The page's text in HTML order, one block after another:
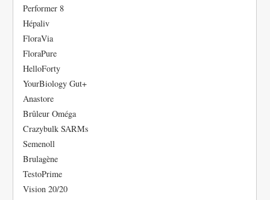
Performer 8
Hépaliv
FloraVia
FloraPure
HelloForty
YourBiology Gut+
Anastore
Brûleur Oméga
Crazybulk SARMs
Semenoll
Brulagène
TestoPrime
Vision 20/20